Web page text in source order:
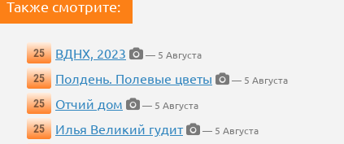
Также смотрите:
25 ВДНХ, 2023
— 5 Августа
25
Полдень. Полевые цветы
— 5 Августа
25
Отчий дом
— 5 Августа
25
Илья Великий гудит
— 5 Августа